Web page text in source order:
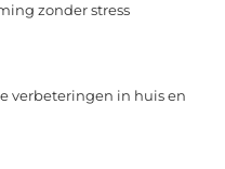
zonder stress
verbeteringen in huis en